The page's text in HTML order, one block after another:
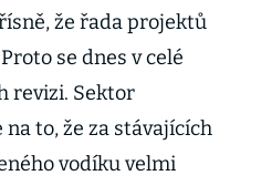
že řada projektů
se dnes v celé
revizi. Sektor
to, že za stávajících
vodíku velmi